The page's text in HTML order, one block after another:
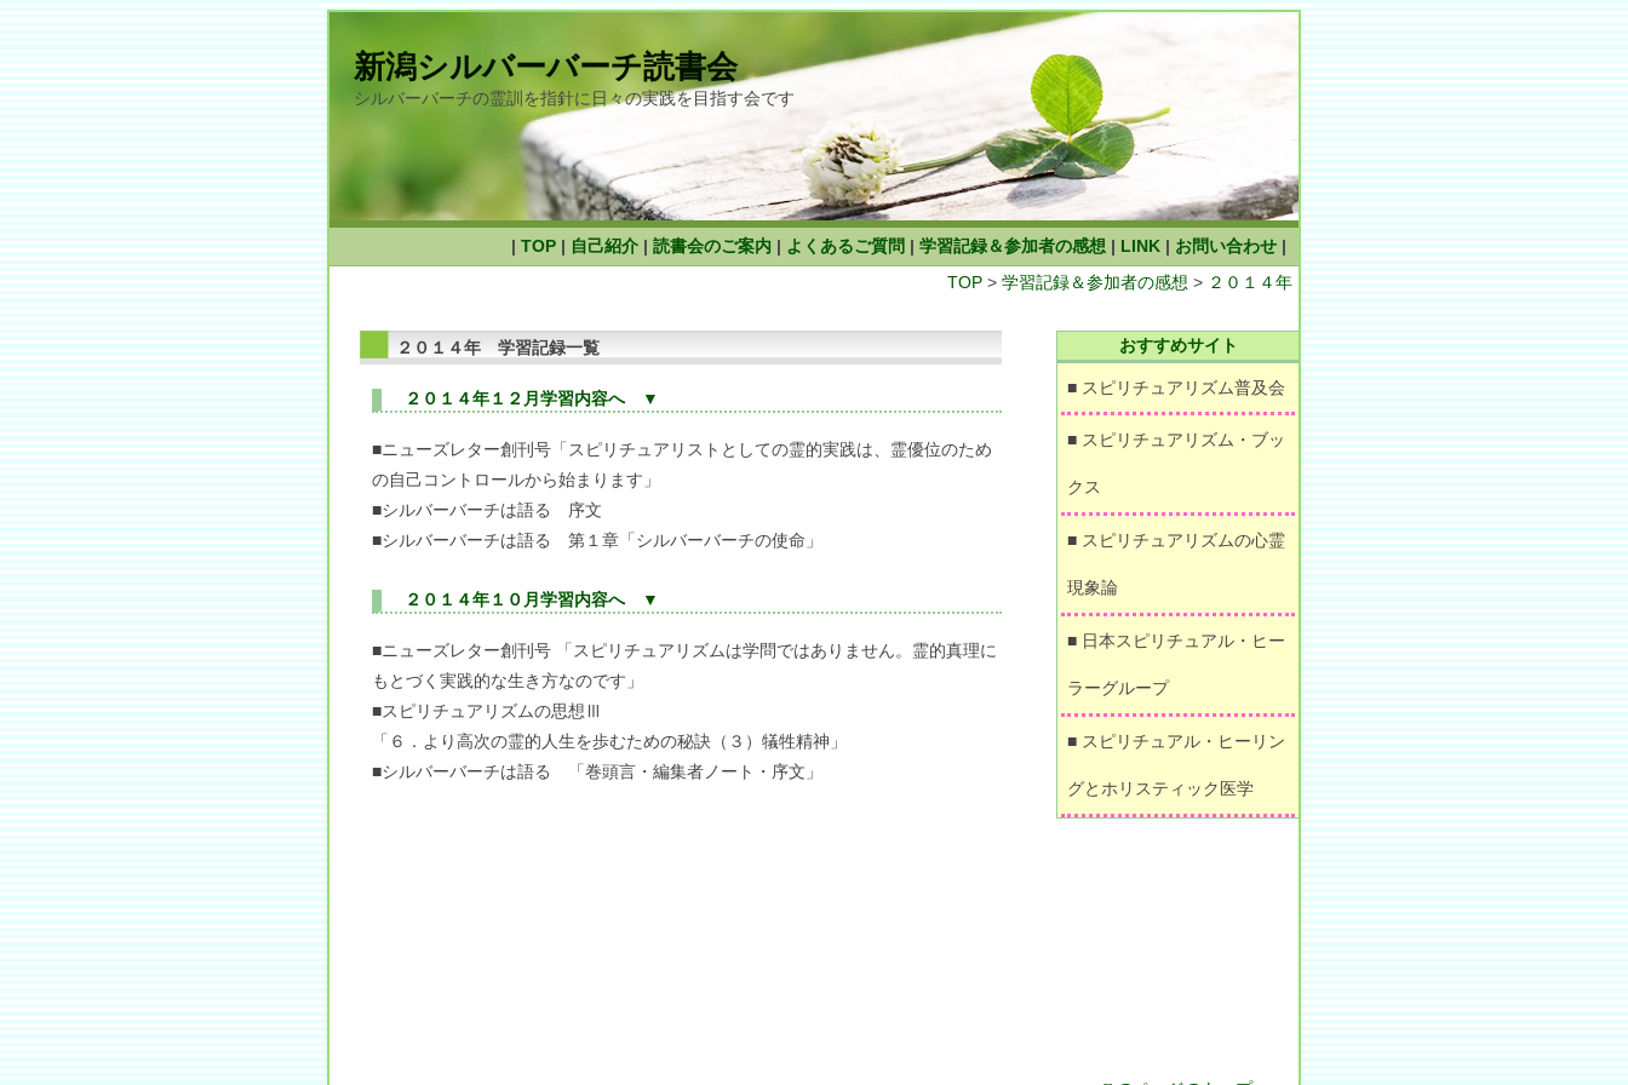
新潟シルバーバーチ読書会
シルバーバーチの霊訓を指針に日々の実践を目指す会です
| TOP | 自己紹介 | 読書会のご案内 | よくあるご質問 | 学習記録＆参加者の感想 | LINK | お問い合わせ |
TOP > 学習記録＆参加者の感想 > ２０１４年
２０１４年 学習記録一覧
２０１４年１２月学習内容へ ▼
■ニューズレター創刊号「スピリチュアリストとしての霊的実践は、霊優位のため
の自己コントロールから始まります」
■シルバーバーチは語る 序文
■シルバーバーチは語る 第１章「シルバーバーチの使命」
２０１４年１０月学習内容へ ▼
■ニューズレター創刊号 「スピリチュアリズムは学問ではありません。霊的真理に
もとづく実践的な生き方なのです」
■スピリチュアリズムの思想Ⅲ
「６．より高次の霊的人生を歩むための秘訣（３）犠牲精神」
■シルバーバーチは語る 「巻頭言・編集者ノート・序文」
おすすめサイト
■ スピリチュアリズム普及会
■ スピリチュアリズム・ブッ
クス
■ スピリチュアリズムの心霊
現象論
■ 日本スピリチュアル・ヒー
ラーグループ
■ スピリチュアル・ヒーリン
グとホリスティック医学